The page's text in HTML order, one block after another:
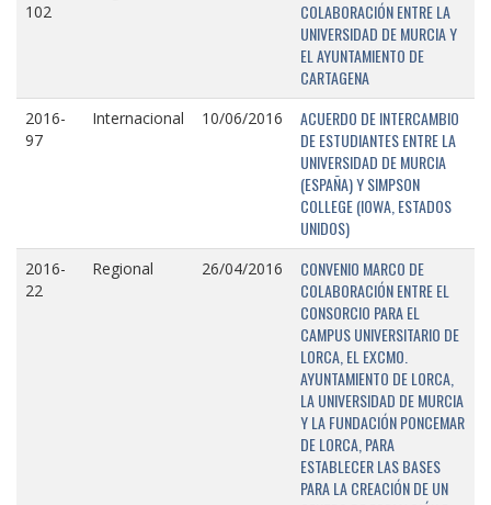
102
COLABORACIÓN ENTRE LA
UNIVERSIDAD DE MURCIA Y
EL AYUNTAMIENTO DE
CARTAGENA
2016-
97
Internacional 10/06/2016
ACUERDO DE INTERCAMBIO
DE ESTUDIANTES ENTRE LA
UNIVERSIDAD DE MURCIA
(ESPAÑA) Y SIMPSON
COLLEGE (IOWA, ESTADOS
UNIDOS)
2016-
22
Regional 26/04/2016
CONVENIO MARCO DE
COLABORACIÓN ENTRE EL
CONSORCIO PARA EL
CAMPUS UNIVERSITARIO DE
LORCA, EL EXCMO.
AYUNTAMIENTO DE LORCA,
LA UNIVERSIDAD DE MURCIA
Y LA FUNDACIÓN PONCEMAR
DE LORCA, PARA
ESTABLECER LAS BASES
PARA LA CREACIÓN DE UN